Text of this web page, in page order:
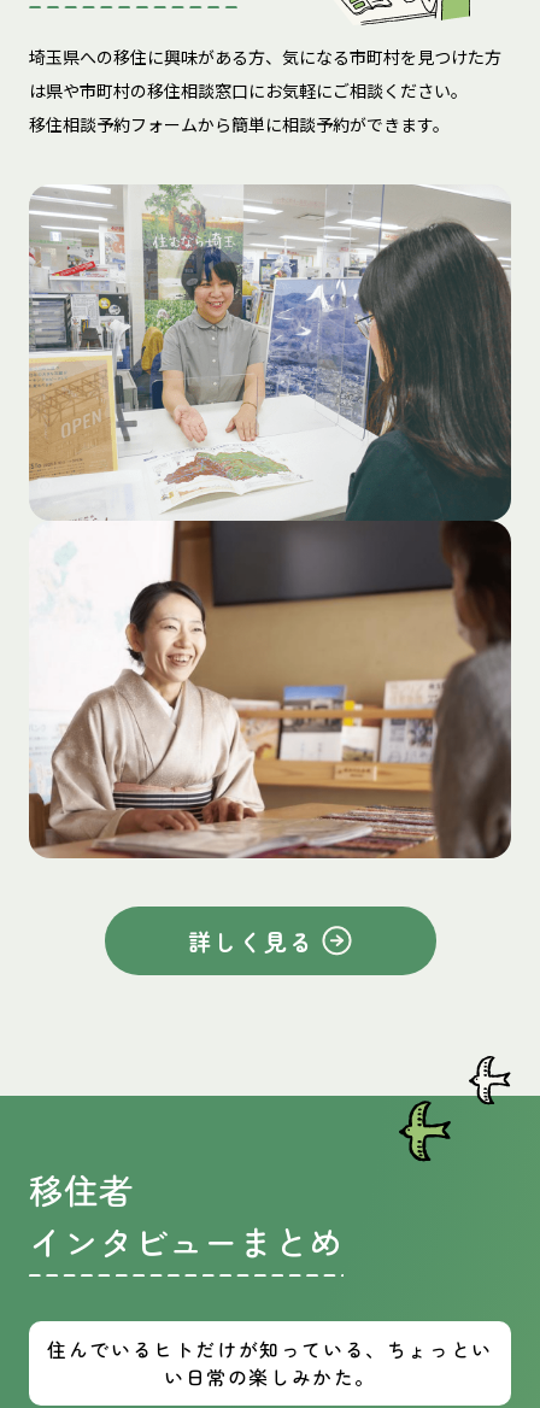
埼玉県への移住に興味がある方、気になる市町村を見つけた方
は県や市町村の移住相談窓口にお気軽にご相談ください。
移住相談予約フォームから簡単に相談予約ができます。
詳しく見る
移住者
インタビューまとめ
住んでいるヒトだけが知っている、ちょっとい
い日常の楽しみかた。